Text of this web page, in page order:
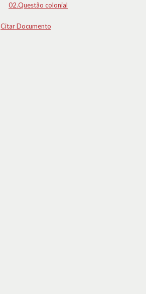
02.Questão colonial
Citar Documento